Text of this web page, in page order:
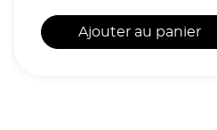
Ajouter au panier